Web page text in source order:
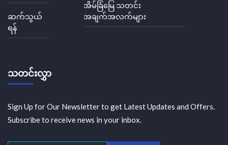
ဆက်သွယ်
ရန်
အိမ်ခြံမြေ သတင်း
အချက်အလက်များ
သတင်းလွှာ
Sign Up for Our Newsletter to get Latest Updates and Offers.
Subscribe to receive news in your inbox.